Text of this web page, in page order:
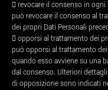
 revocare il consenso in ogni
può revocare il consenso al
dei propri Dati Personali
 opporsi al trattamento dei
può opporsi al trattamento
quando esso avviene su una
dal consenso. Ulteriori
di opposizione sono indicati